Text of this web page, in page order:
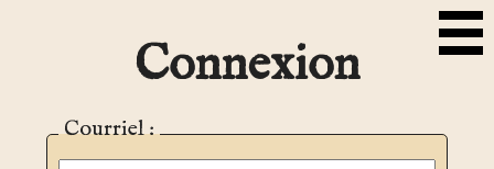
Connexion
Courriel :